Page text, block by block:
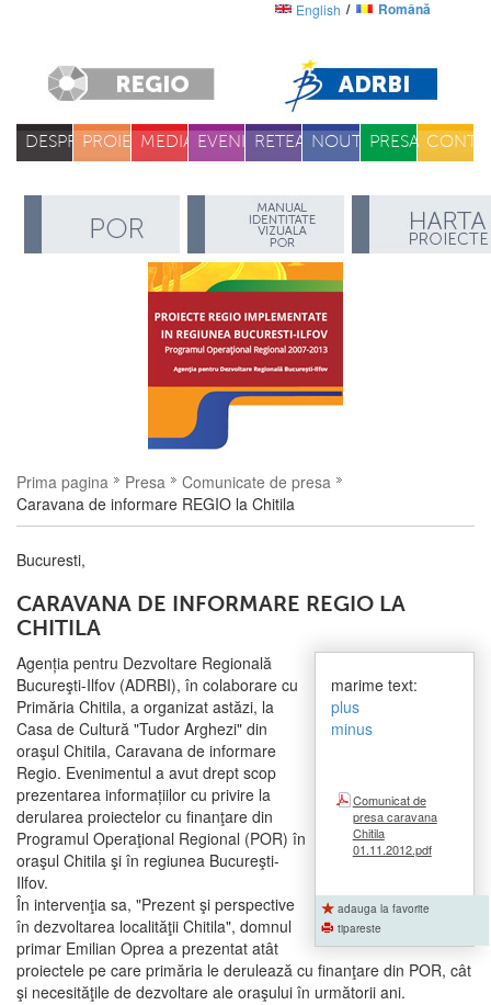
English Română
DESPREPROIECTEMEDIA EVENIMENTE
RETEA NOUTATIPRESA
Prima pagina Presa
Comunicate de presa
Caravana de informare REGIO la Chitila
Bucuresti,
CARAVANA DE INFORMARE REGIO LA
CHITILA
marime text:
plus
minus
Comunicat de
presa caravana
Chitila
01.11.2012.pdf
adauga la favorite
tipareste
Agenția pentru Dezvoltare Regională
Bucureşti-Ilfov (ADRBI), în colaborare cu
Primăria Chitila, a organizat astăzi, la
Casa de Cultură "Tudor Arghezi" din
oraşul Chitila, Caravana de informare
Regio. Evenimentul a avut drept scop
prezentarea informațiilor cu privire la
derularea proiectelor cu finanţare din
Programul Operaţional Regional (POR) în
oraşul Chitila şi în regiunea Bucureşti-
Ilfov.
În intervenţia sa, "Prezent şi perspective
în dezvoltarea localităţii Chitila", domnul
primar Emilian Oprea a prezentat atât
proiectele pe care primăria le derulează cu finanţare din POR, cât
şi necesităţile de dezvoltare ale oraşului în următorii ani.